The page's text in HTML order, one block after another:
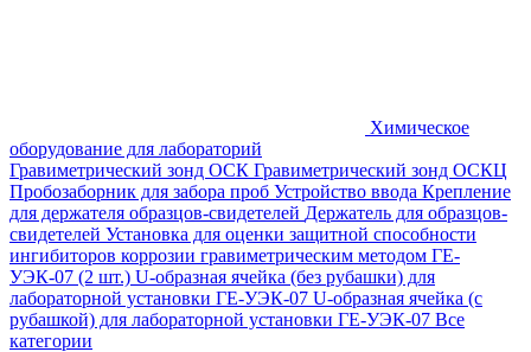
Химическое
оборудование для лабораторий
Гравиметрический зонд ОСК Гравиметрический зонд ОСКЦ
Пробозаборник для забора проб Устройство ввода Крепление
для держателя образцов-свидетелей Держатель для образцов-
свидетелей Установка для оценки защитной способности
ингибиторов коррозии гравиметрическим методом ГЕ-
УЭК-07 (2 шт.) U-образная ячейка (без рубашки) для
лабораторной установки ГЕ-УЭК-07 U-образная ячейка (с
рубашкой) для лабораторной установки ГЕ-УЭК-07 Все
категории